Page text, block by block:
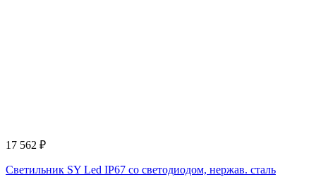
17 562 ₽
Светильник SY Led IP67 со светодиодом, нержав. сталь